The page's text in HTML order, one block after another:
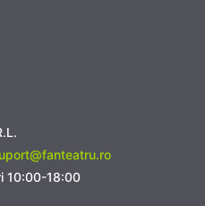
10:00-18:00